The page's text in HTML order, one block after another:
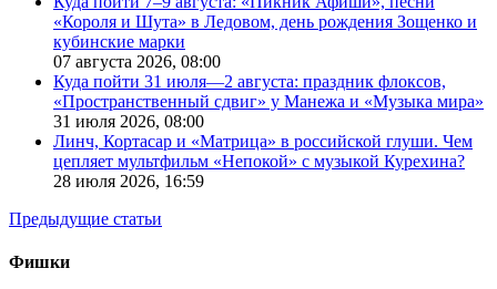
«Короля и Шута» в Ледовом, день рождения Зощенко и
кубинские марки
07 августа 2026, 08:00
Куда пойти 31 июля—2 августа: праздник флоксов,
«Пространственный сдвиг» у Манежа и «Музыка мира»
31 июля 2026, 08:00
Линч, Кортасар и «Матрица» в российской глуши. Чем
цепляет мультфильм «Непокой» с музыкой Курехина?
28 июля 2026, 16:59
Предыдущие статьи
Фишки